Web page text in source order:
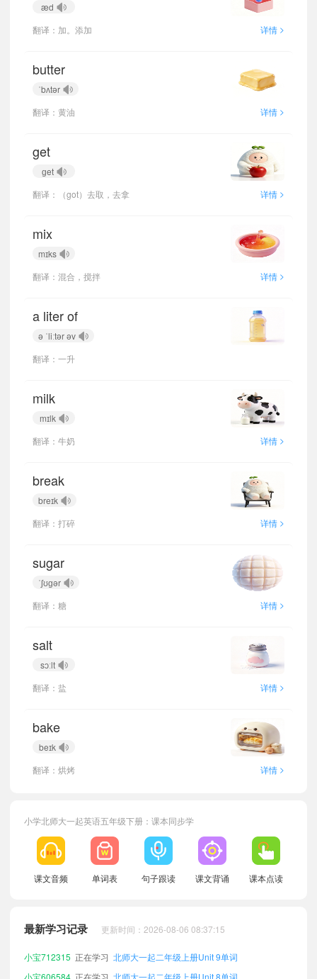
æd
翻译：加。添加
详情 >
butter
ˈbʌtər
翻译：黄油
详情 >
get
ɡet
翻译：（got）去取，去拿
详情 >
mix
mɪks
翻译：混合，搅拌
详情 >
a liter of
ə ˈliːtər əv
翻译：一升
milk
mɪlk
翻译：牛奶
详情 >
break
breɪk
翻译：打碎
详情 >
sugar
ˈʃʊɡər
翻译：糖
详情 >
salt
sɔːlt
翻译：盐
详情 >
bake
beɪk
翻译：烘烤
详情 >
小学北师大一起英语五年级下册：课本同步学
课文音频 单词表 句子跟读 课文背诵 课本点读
最新学习记录 更新时间：2026-08-06 08:37:15
小宝180665 正在学习 北师大一起二年级下册Unit 8单词
小宝419511 正在学习 北师大一起四年级下册Unit 8单词
小宝712315 正在学习 北师大一起二年级上册Unit 9单词
小宝606584 正在学习 北师大一起二年级上册Unit 8单词